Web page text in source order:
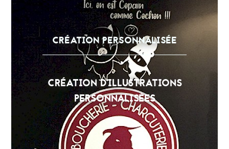
CRÉATION PERSONNALISÉE
CRÉATION D'ILLUSTRATIONS
PERSONNALISÉES